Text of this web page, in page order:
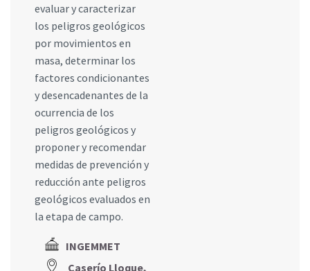
evaluar y caracterizar
los peligros geológicos
por movimientos en
masa, determinar los
factores condicionantes
y desencadenantes de la
ocurrencia de los
peligros geológicos y
proponer y recomendar
medidas de prevención y
reducción ante peligros
geológicos evaluados en
la etapa de campo.
INGEMMET
Caserío Lloque,